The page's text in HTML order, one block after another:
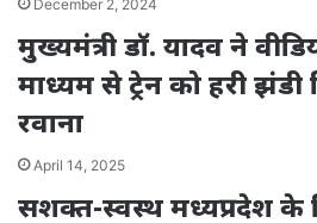
December 2, 2024
मुख्यमंत्री डॉ. यादव ने
माध्यम से ट्रेन को हरी
रवाना
April 14, 2025
सशक्त-स्वस्थ मध्यप्रदेश के